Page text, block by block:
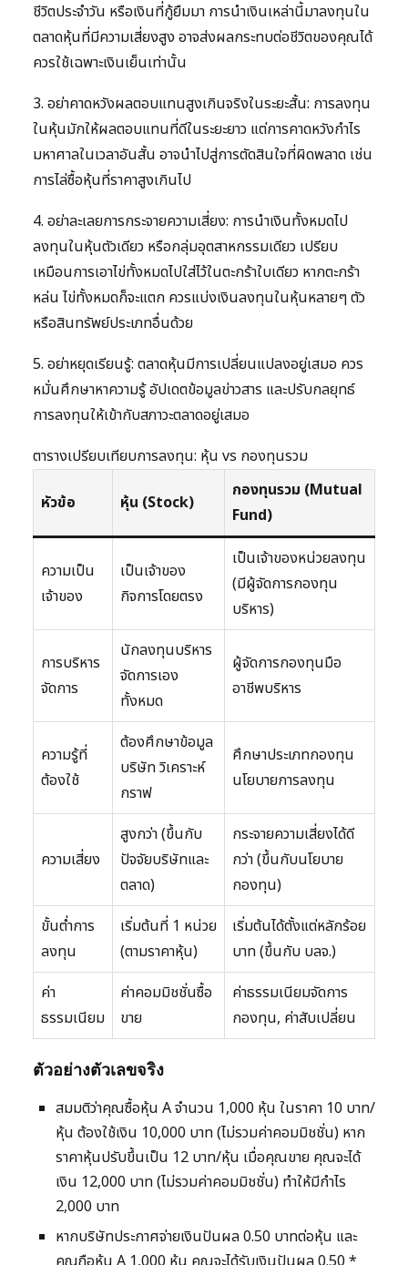
ชีวิตประจำวัน หรือเงินที่กู้ยืมมา การนำเงินเหล่านี้มาลงทุนใน
ตลาดหุ้นที่มีความเสี่ยงสูง อาจส่งผลกระทบต่อชีวิตของคุณได้
ควรใช้เฉพาะเงินเย็นเท่านั้น
3. อย่าคาดหวังผลตอบแทนสูงเกินจริงในระยะสั้น: การลงทุน
ในหุ้นมักให้ผลตอบแทนที่ดีในระยะยาว แต่การคาดหวังกำไร
มหาศาลในเวลาอันสั้น อาจนำไปสู่การตัดสินใจที่ผิดพลาด เช่น
การไล่ซื้อหุ้นที่ราคาสูงเกินไป
4. อย่าละเลยการกระจายความเสี่ยง: การนำเงินทั้งหมดไป
ลงทุนในหุ้นตัวเดียว หรือกลุ่มอุตสาหกรรมเดียว เปรียบ
เหมือนการเอาไข่ทั้งหมดไปใส่ไว้ในตะกร้าใบเดียว หากตะกร้า
หล่น ไข่ทั้งหมดก็จะแตก ควรแบ่งเงินลงทุนในหุ้นหลายๆ ตัว
หรือสินทรัพย์ประเภทอื่นด้วย
5. อย่าหยุดเรียนรู้: ตลาดหุ้นมีการเปลี่ยนแปลงอยู่เสมอ ควร
หมั่นศึกษาหาความรู้ อัปเดตข้อมูลข่าวสาร และปรับกลยุทธ์
การลงทุนให้เข้ากับสภาวะตลาดอยู่เสมอ
ตารางเปรียบเทียบการลงทุน: หุ้น vs กองทุนรวม
หัวข้อ หุ้น (Stock)
กองทุนรวม (Mutual
Fund)
ความเป็น
เจ้าของ
เป็นเจ้าของ
กิจการโดยตรง
เป็นเจ้าของหน่วยลงทุน
(มีผู้จัดการกองทุน
บริหาร)
การบริหาร
จัดการ
นักลงทุนบริหาร
จัดการเอง
ทั้งหมด
ผู้จัดการกองทุนมือ
อาชีพบริหาร
ความรู้ที่
ต้องใช้
ต้องศึกษาข้อมูล
บริษัท วิเคราะห์
กราฟ
ศึกษาประเภทกองทุน
นโยบายการลงทุน
ความเสี่ยง
สูงกว่า (ขึ้นกับ
ปัจจัยบริษัทและ
ตลาด)
กระจายความเสี่ยงได้ดี
กว่า (ขึ้นกับนโยบาย
กองทุน)
ขั้นต่ำการ
ลงทุน
เริ่มต้นที่ 1 หน่วย
(ตามราคาหุ้น)
เริ่มต้นได้ตั้งแต่หลักร้อย
บาท (ขึ้นกับ บลจ.)
ค่า
ธรรมเนียม
ค่าคอมมิชชั่นซื้อ
ขาย
ค่าธรรมเนียมจัดการ
กองทุน, ค่าสับเปลี่ยน
ตัวอย่างตัวเลขจริง
สมมติว่าคุณซื้อหุ้น A จำนวน 1,000 หุ้น ในราคา 10 บาท/
หุ้น ต้องใช้เงิน 10,000 บาท (ไม่รวมค่าคอมมิชชั่น) หาก
ราคาหุ้นปรับขึ้นเป็น 12 บาท/หุ้น เมื่อคุณขาย คุณจะได้
เงิน 12,000 บาท (ไม่รวมค่าคอมมิชชั่น) ทำให้มีกำไร
2,000 บาท
หากบริษัทประกาศจ่ายเงินปันผล 0.50 บาทต่อหุ้น และ